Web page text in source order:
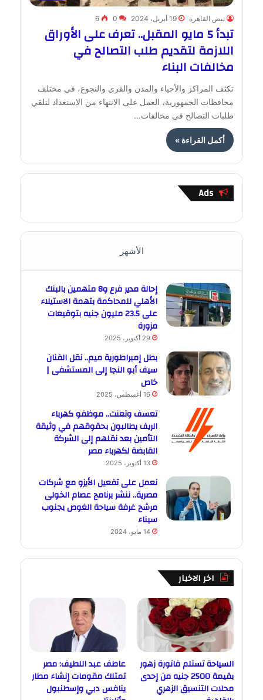
نبض القاهرة 19 أبريل، 2024 0
6
تبدأ 5 مايو المقبل.. تعرف على الأوراق
اللازمة لتقديم طلب التصالح في
مخالفات البناء
تكثف المراكز والأحياء والمدن والقرى والنجوع، في مختلف
محافظات الجمهورية، العمل على الانتهاء من الاستعداد لتلقي
طلبات التصالح في مخالفات…
أكمل القراءة »
Ads
الأشهر
إحالة مدير فرع و8 متهمين بالبنك
الأهلي للمحاكمة بتهمة الاستيلاء
على 23.5 مليون جنيه بتوقيعات
مزورة
29 أكتوبر، 2025
بطل إمبراطورية ميم.. نقل الفنان
سيف أبو النجا إلى المستشفى |
خاص
16 أغسطس، 2025
تعسف وتعنت.. موظفو كهرباء
الريف يطالبون بحقوقهم في وثيقة
التأمين بعد نقلهم إلى الشركة
القابضة لكهرباء مصر
13 أكتوبر، 2025
نعمل على تفعيل الأيزو مع شركات
مصرية.. ننشر برنامج عصام الخولى
مرشح غرفة سياحة الغوص بجنوب
سيناء
14 مايو، 2024
اخر الاخبار
السياحة تستلم فاتورة زهور
بقيمة 2500 جنيه من إحدى
محلات التنسيق الزهري
عاطف عبد اللطيف: مصر
تمتلك مقومات إنشاء مطار
ينافس دبي وإسطنبول